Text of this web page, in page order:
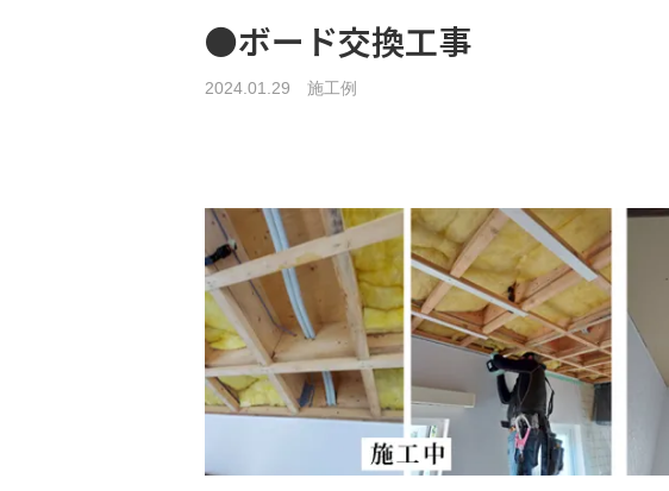
●ボード交換工事
2024.01.29 施工例